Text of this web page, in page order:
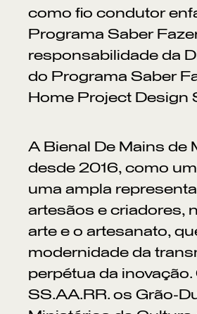
como fio condutor
Programa Saber
responsabilidade da
do Programa Saber
Home Project Design
A Bienal De Mains de
desde 2016, como
uma ampla
artesãos e criadores,
arte e o artesanato,
modernidade da
perpétua da
SS.AA.RR. os Grão-